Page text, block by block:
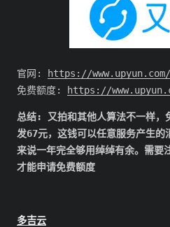
官网:
https://www.upyun.com/
免费额度:
https://
总结: 又拍和其他人算法不一样，
发67元，这钱可以任意服务产生的
来说一年完全够用绰绰有余。需要
才能申请免费额度
多吉云